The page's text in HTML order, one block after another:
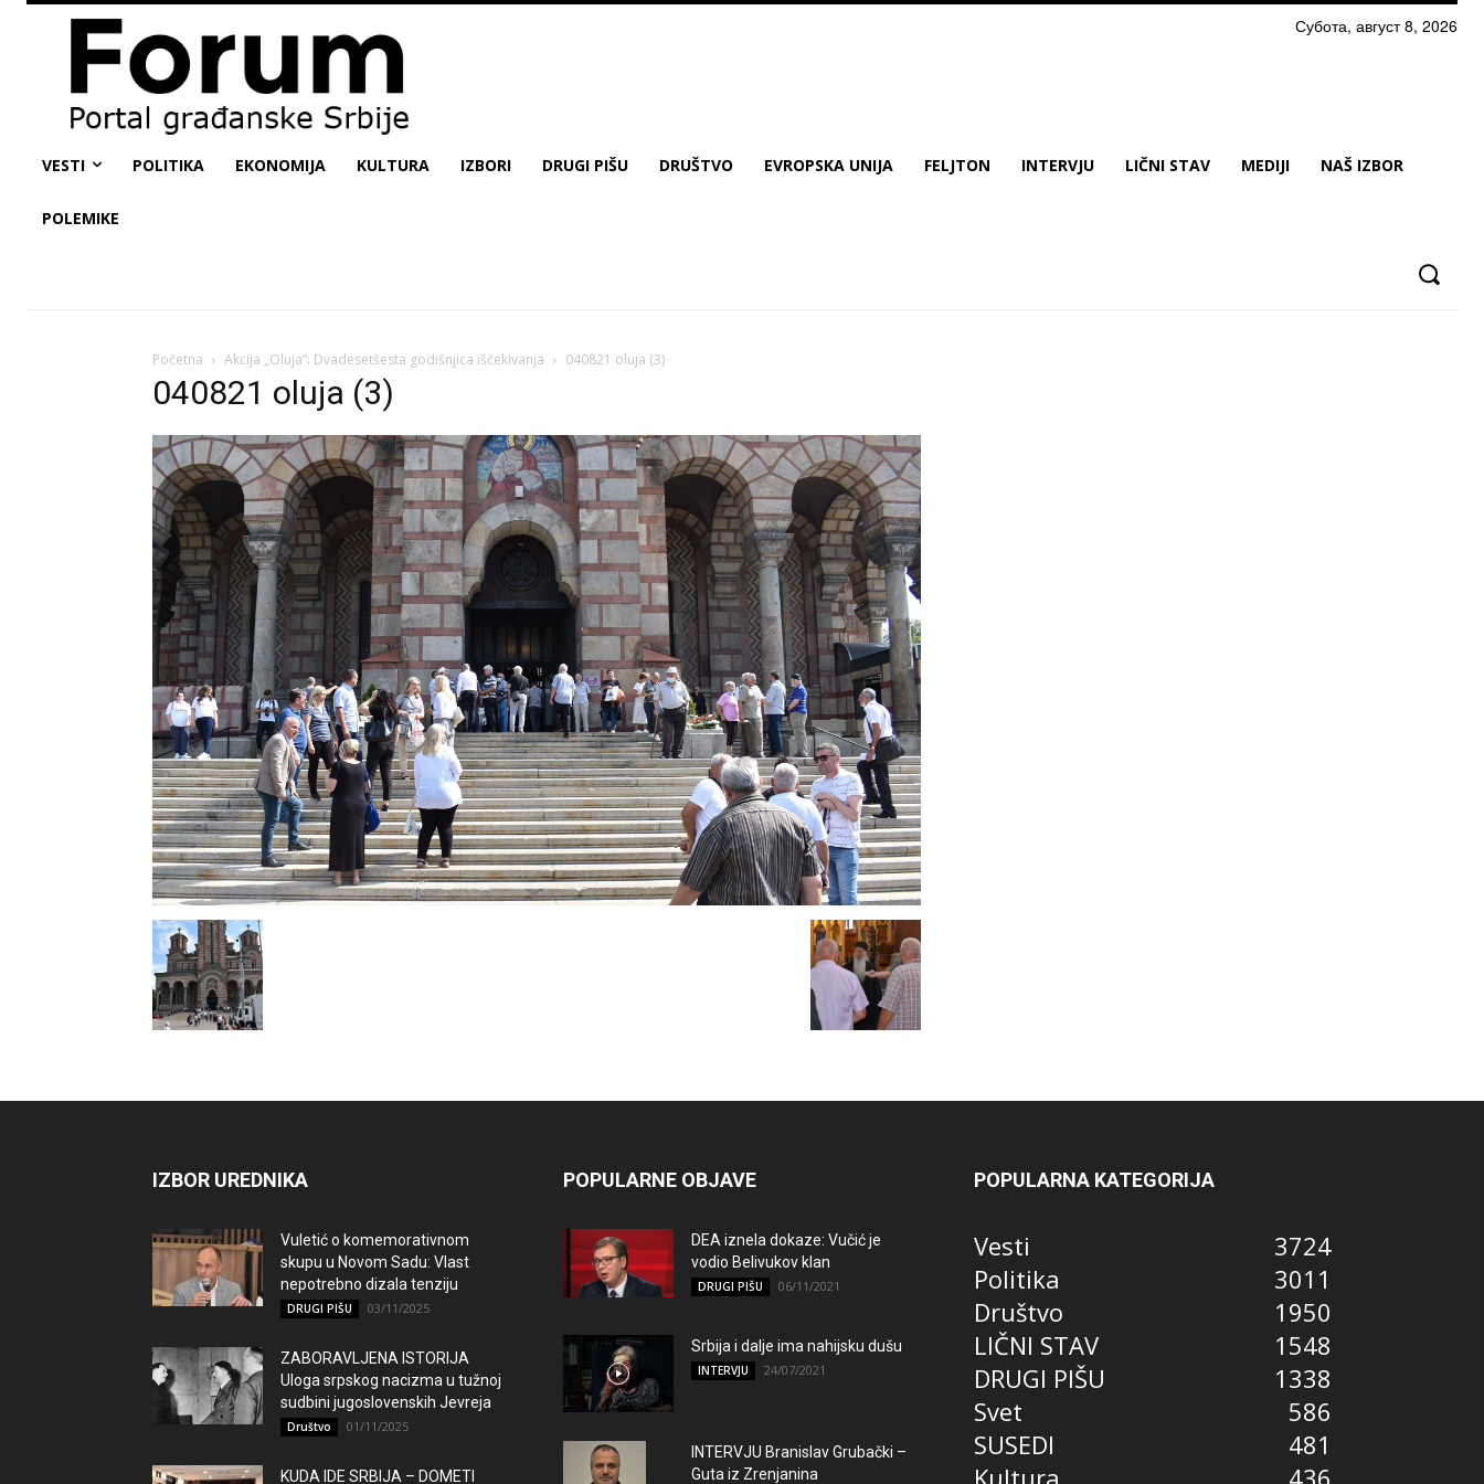
Субота, август 8, 2026
VESTI POLITIKA EKONOMIJA KULTURA IZBORI DRUGI PIŠU DRUŠTVO EVROPSKA UNIJA FELJTON INTERVJU LIČNI STAV MEDIJI NAŠ IZBOR
POLEMIKE
Početna Akcija „Oluja“: Dvadesetšesta godišnjica iščekivanja 040821 oluja (3)
040821 oluja (3)
IZBOR UREDNIKA
Vuletić o komemorativnom
skupu u Novom Sadu: Vlast
nepotrebno dizala tenziju
DRUGI PIŠU 03/11/2025
ZABORAVLJENA ISTORIJA
Uloga srpskog nacizma u tužnoj
sudbini jugoslovenskih Jevreja
Društvo 01/11/2025
KUDA IDE SRBIJA – DOMETI
POPULARNE OBJAVE
DEA iznela dokaze: Vučić je
vodio Belivukov klan
DRUGI PIŠU 06/11/2021
Srbija i dalje ima nahijsku dušu
INTERVJU 24/07/2021
INTERVJU Branislav Grubački –
Guta iz Zrenjanina
POPULARNA KATEGORIJA
Vesti
3724
Politika
3011
Društvo
1950
LIČNI STAV
1548
DRUGI PIŠU
1338
Svet
586
SUSEDI
481